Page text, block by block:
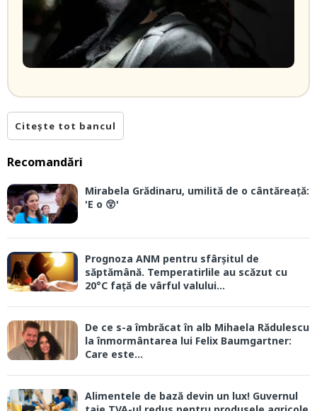
Citește tot bancul
Recomandări
Mirabela Grădinaru, umilită de o cântăreață:
'E o 😲'
Prognoza ANM pentru sfârșitul de
săptămână. Temperatirlile au scăzut cu
20°C față de vârful valului...
De ce s-a îmbrăcat în alb Mihaela Rădulescu
la înmormântarea lui Felix Baumgartner:
Care este...
Alimentele de bază devin un lux! Guvernul